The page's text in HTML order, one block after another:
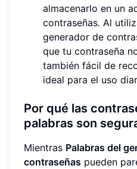
almacenarlo en un
contraseñas. Al
generador de
que tu contraseña
también fácil de
ideal para el uso
Por qué las
palabras son
Mientras Palabras del
contraseñas pueden